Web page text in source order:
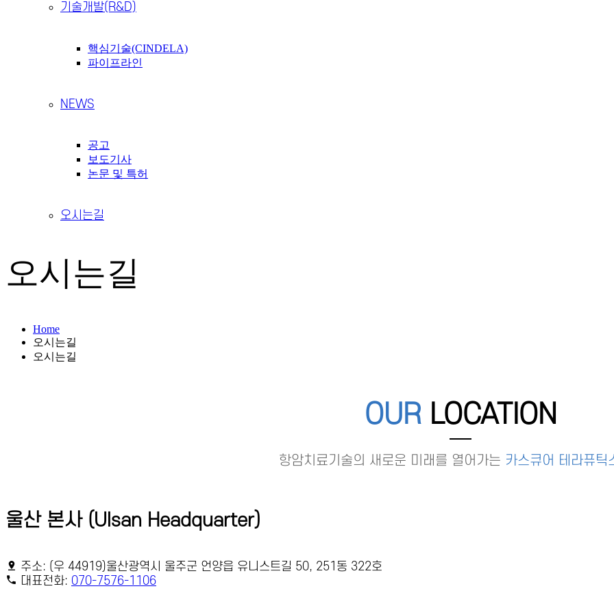
기술개발(R&D)
핵심기술(CINDELA)
파이프라인
NEWS
공고
보도기사
논문 및 특허
오시는길
오시는길
Home
오시는길
오시는길
OURLOCATION
항암치료기술의 새로운 미래를 열어가는 카스큐어 테라퓨틱
울산 본사 (Ulsan Headquarter)
주소: (우 44919)울산광역시 울주군 언양읍 유니스트길 50, 251동 322호
대표전화: 070-7576-1106